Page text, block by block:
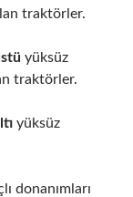
traktörler.
yüksüz
traktörler.
yüksüz
donanımları